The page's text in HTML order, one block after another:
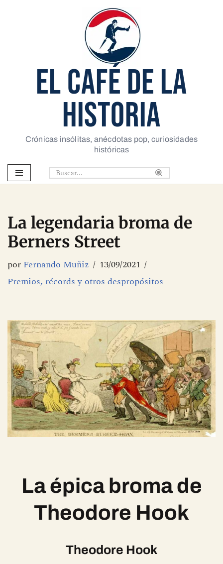
EL CAFÉ DE LA
HISTORIA
Crónicas insólitas, anécdotas pop, curiosidades
históricas
La legendaria broma de
Berners Street
por Fernando Muñiz
13/09/2021
Premios, récords y otros despropósitos
La épica broma de
Theodore Hook
Theodore Hook